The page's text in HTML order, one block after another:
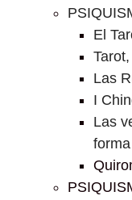
El
Las
I
Las